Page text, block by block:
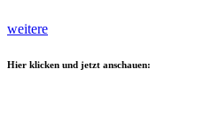
weitere
Hier klicken und jetzt anschauen: